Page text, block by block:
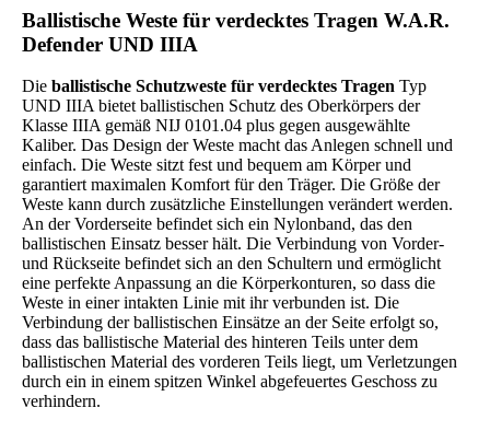
Defender
UND
WHITE
quantity
Ballistische Weste für verdecktes Tragen W.A.R.
Defender UND IIIA
Die ballistische Schutzweste für verdecktes Tragen Typ
UND IIIA bietet ballistischen Schutz des Oberkörpers der
Klasse IIIA gemäß NIJ 0101.04 plus gegen ausgewählte
Kaliber. Das Design der Weste macht das Anlegen schnell und
einfach. Die Weste sitzt fest und bequem am Körper und
garantiert maximalen Komfort für den Träger. Die Größe der
Weste kann durch zusätzliche Einstellungen verändert werden.
An der Vorderseite befindet sich ein Nylonband, das den
ballistischen Einsatz besser hält. Die Verbindung von Vorder-
und Rückseite befindet sich an den Schultern und ermöglicht
eine perfekte Anpassung an die Körperkonturen, so dass die
Weste in einer intakten Linie mit ihr verbunden ist. Die
Verbindung der ballistischen Einsätze an der Seite erfolgt so,
dass das ballistische Material des hinteren Teils unter dem
ballistischen Material des vorderen Teils liegt, um Verletzungen
durch ein in einem spitzen Winkel abgefeuertes Geschoss zu
verhindern.